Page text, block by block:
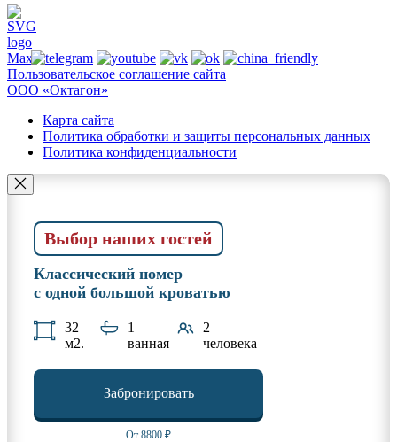
Пользовательское соглашение сайта
ООО «Октагон»
Карта сайта
Политика обработки и защиты персональных данных
Политика конфиденциальности
Выбор наших гостей
Классический номер
с одной большой кроватью
32
м2.
1
ванная
2
человека
Забронировать
От 8800 ₽